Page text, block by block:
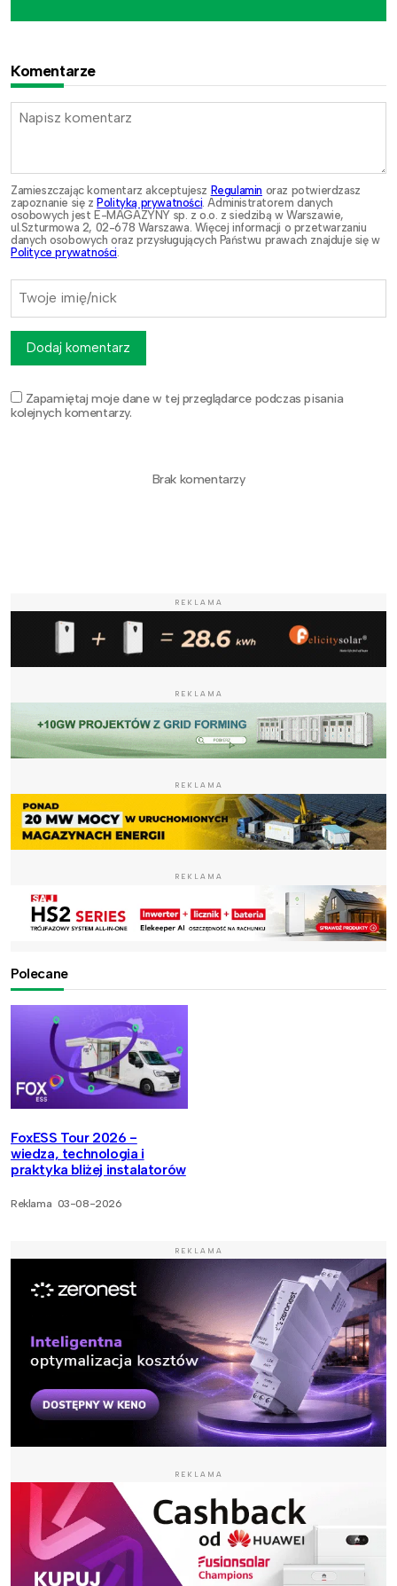
Komentarze
Zamieszczając komentarz akceptujesz Regulamin oraz potwierdzasz
zapoznanie się zPolityką prywatności . Administratorem danych
osobowych jest E-MAGAZYNY sp. z o.o. z siedzibą w Warszawie,
ul.Szturmowa 2, 02-678 Warszawa. Więcej informacji o przetwarzaniu
danych osobowych oraz przysługujących Państwu prawach znajduje się w
Polityce prywatności
Zapamiętaj moje dane w tej przeglądarce podczas pisania
kolejnych komentarzy.
Dodaj komentarz
Brak komentarzy
REKLAMA
REKLAMA
REKLAMA
REKLAMA
Polecane
FoxESS Tour 2026 -
wiedza, technologia i
praktyka bliżej instalatorów
Reklama 03-08-2026
REKLAMA
REKLAMA